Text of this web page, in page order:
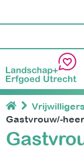
Vrijwilligers
Gastvrouw/-